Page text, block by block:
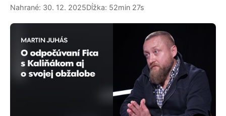
Nahrané: 30. 12. 2025Dĺžka: 52min 27s